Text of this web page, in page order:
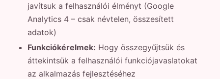
javítsuk a felhasználói élményt (Google
Analytics 4 – csak névtelen, összesített
adatok)
Funkciókérelmek: Hogy összegyűjtsük és
áttekintsük a felhasználói funkciójavaslatokat
az alkalmazás fejlesztéséhez